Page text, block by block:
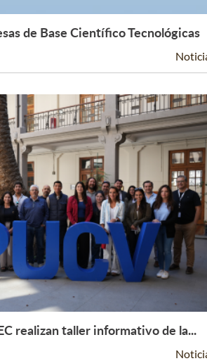
Leer Más +
de Base Científico Tecnológicas
Leer Más +
realizan taller informativo de la...